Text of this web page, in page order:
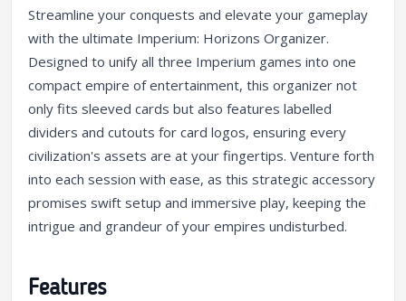
Streamline your conquests and elevate your gameplay
with the ultimate Imperium: Horizons Organizer.
Designed to unify all three Imperium games into one
compact empire of entertainment, this organizer not
only fits sleeved cards but also features labelled
dividers and cutouts for card logos, ensuring every
civilization's assets are at your fingertips. Venture forth
into each session with ease, as this strategic accessory
promises swift setup and immersive play, keeping the
intrigue and grandeur of your empires undisturbed.
Features